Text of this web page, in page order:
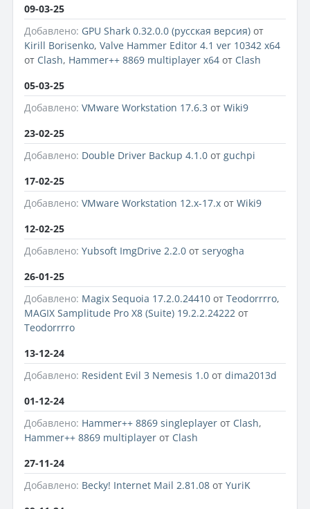
09-03-25
Добавлено: GPU Shark 0.32.0.0 (русская версия) от
Kirill Borisenko, Valve Hammer Editor 4.1 ver 10342 x64
от Clash, Hammer++ 8869 multiplayer x64 от Clash
05-03-25
Добавлено: VMware Workstation 17.6.3 от Wiki9
23-02-25
Добавлено: Double Driver Backup 4.1.0 от guchpi
17-02-25
Добавлено: VMware Workstation 12.x-17.x от Wiki9
12-02-25
Добавлено: Yubsoft ImgDrive 2.2.0 от seryogha
26-01-25
Добавлено: Magix Sequoia 17.2.0.24410 от Teodorrrro,
MAGIX Samplitude Pro X8 (Suite) 19.2.2.24222 от
Teodorrrro
13-12-24
Добавлено: Resident Evil 3 Nemesis 1.0 от dima2013d
01-12-24
Добавлено: Hammer++ 8869 singleplayer от Clash,
Hammer++ 8869 multiplayer от Clash
27-11-24
Добавлено: Becky! Internet Mail 2.81.08 от YuriK